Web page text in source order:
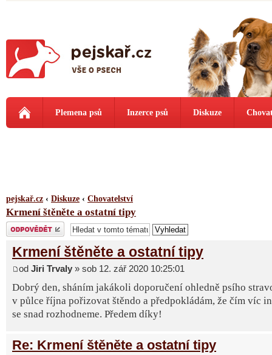
Plemena psů Inzerce psů Diskuze
pejskař.cz ‹ Diskuze ‹ Chovatelství
Krmení štěněte a ostatní tipy
Odeslat odpověď
Krmení štěněte a ostatní tipy
od Jiri Trvaly » sob 12. zář 2020 10:25:01
Dobrý den, sháním jakákoli doporučení ohledně psího
v půlce října pořizovat štěndo a předpokládám, že čím víc
se snad rozhodneme. Předem díky!
Re: Krmení štěněte a ostatní tipy